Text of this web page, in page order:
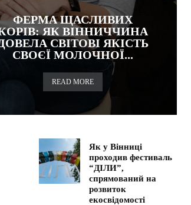
ФЕРМА ЩАСЛИВИХ
ЯК ВІННИЧЧИНА
СВІТОВІ ЯКІСТЬ
СВОЄЇ МОЛОЧНОЇ...
READ MORE
Як у Вінниці
проходив фестиваль
“ДІЛИ”,
спрямований на
розвиток
екосвідомості